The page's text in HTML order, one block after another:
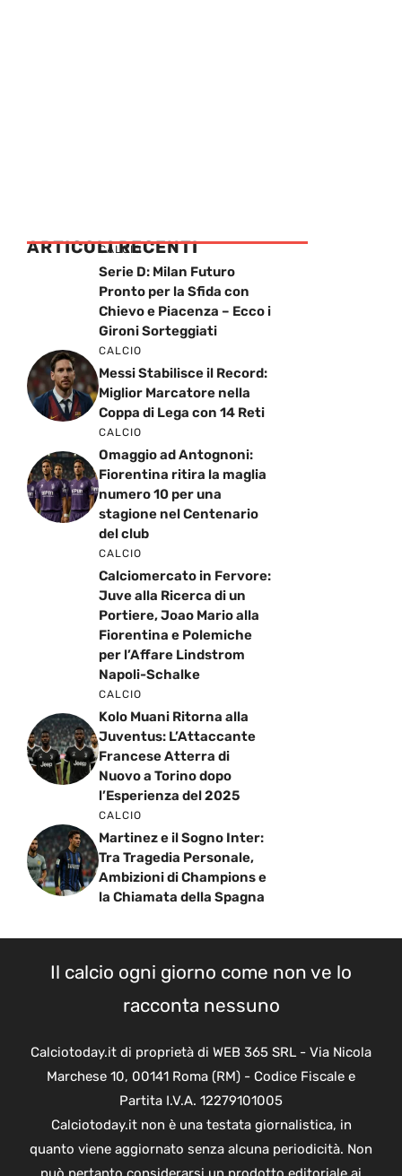
ARTICOLI RECENTI
CALCIO
Serie D: Milan Futuro
Pronto per la Sfida con
Chievo e Piacenza – Ecco i
Gironi Sorteggiati
CALCIO
Messi Stabilisce il Record:
Miglior Marcatore nella
Coppa di Lega con 14 Reti
CALCIO
Omaggio ad Antognoni:
Fiorentina ritira la maglia
numero 10 per una
stagione nel Centenario
del club
CALCIO
Calciomercato in Fervore:
Juve alla Ricerca di un
Portiere, Joao Mario alla
Fiorentina e Polemiche
per l’Affare Lindstrom
Napoli-Schalke
CALCIO
Kolo Muani Ritorna alla
Juventus: L’Attaccante
Francese Atterra di
Nuovo a Torino dopo
l’Esperienza del 2025
CALCIO
Martinez e il Sogno Inter:
Tra Tragedia Personale,
Ambizioni di Champions e
la Chiamata della Spagna
Il calcio ogni giorno come non ve lo
racconta nessuno
Calciotoday.it di proprietà di WEB 365 SRL - Via Nicola
Marchese 10, 00141 Roma (RM) - Codice Fiscale e
Partita I.V.A. 12279101005
Calciotoday.it non è una testata giornalistica, in
quanto viene aggiornato senza alcuna periodicità. Non